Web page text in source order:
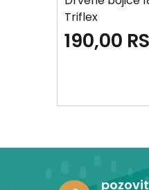
Triflex
190,00